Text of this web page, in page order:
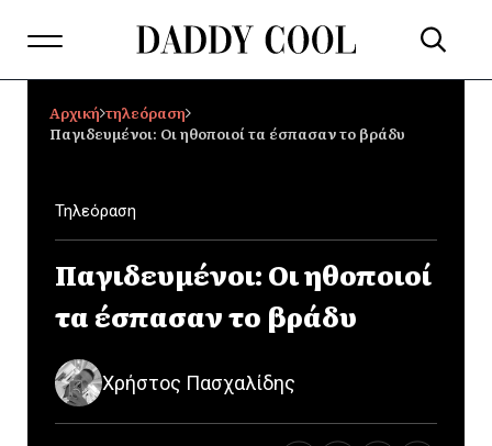
Αρχική τηλεόραση
Παγιδευμένοι: Οι ηθοποιοί τα έσπασαν το βράδυ
Τηλεόραση
Παγιδευμένοι: Οι ηθοποιοί
τα έσπασαν το βράδυ
Χρήστος Πασχαλίδης